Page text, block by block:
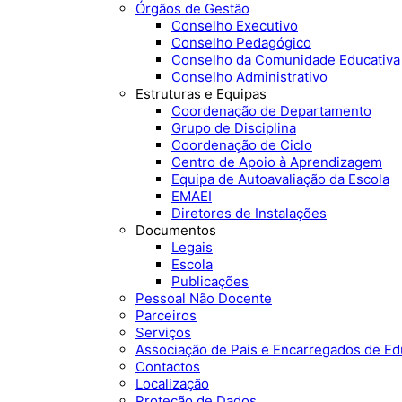
Órgãos de Gestão
Conselho Executivo
Conselho Pedagógico
Conselho da Comunidade Educativa
Conselho Administrativo
Estruturas e Equipas
Coordenação de Departamento
Grupo de Disciplina
Coordenação de Ciclo
Centro de Apoio à Aprendizagem
Equipa de Autoavaliação da Escola
EMAEI
Diretores de Instalações
Documentos
Legais
Escola
Publicações
Pessoal Não Docente
Parceiros
Serviços
Associação de Pais e Encarregados de
Contactos
Localização